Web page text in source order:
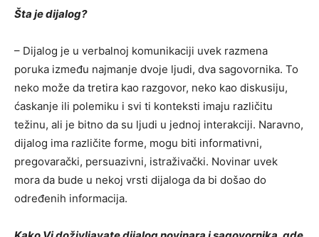
Šta je dijalog?
– Dijalog je u verbalnoj komunikaciji uvek razmena
poruka između najmanje dvoje ljudi, dva sagovornika. To
neko može da tretira kao razgovor, neko kao diskusiju,
ćaskanje ili polemiku i svi ti konteksti imaju različitu
težinu, ali je bitno da su ljudi u jednoj interakciji. Naravno,
dijalog ima različite forme, mogu biti informativni,
pregovarački, persuazivni, istraživački. Novinar uvek
mora da bude u nekoj vrsti dijaloga da bi došao do
određenih informacija.